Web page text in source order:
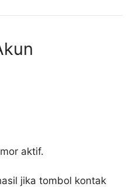
aktif.
jika tombol kontak